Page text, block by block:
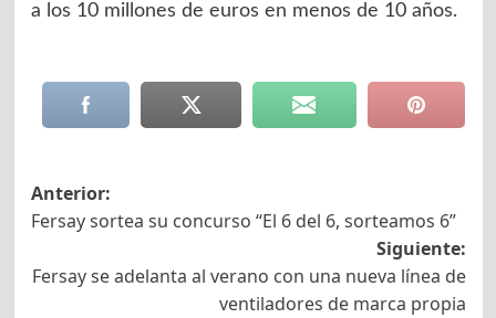
a los 10 millones de euros en menos de 10 años.
Navegación
de
entradas
Anterior:
Fersay sortea su concurso “El 6 del 6, sorteamos 6”
Siguiente:
Fersay se adelanta al verano con una nueva línea de
ventiladores de marca propia